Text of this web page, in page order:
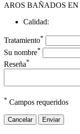
AROS BAÑADOS EN
Calidad:
Tratamiento*
Su nombre*
Reseña*
* Campos requeridos
Cancelar Enviar